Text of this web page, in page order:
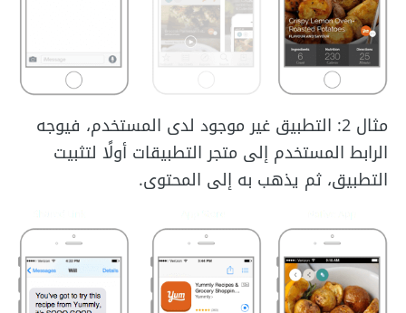
مثال 2: التطبيق غير موجود لدى المستخدم، فيوجه
الرابط المستخدم إلى متجر التطبيقات أولًا لتثبيت
التطبيق، ثم يذهب به إلى المحتوى.